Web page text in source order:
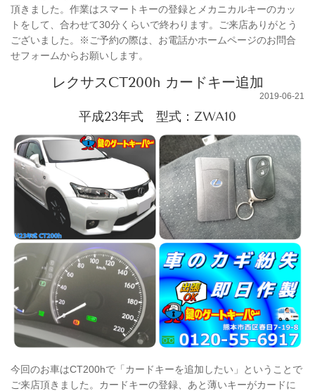
頂きました。作業はスマートキーの登録とメカニカルキーのカッ
トをして、合わせて30分くらいで終わります。ご来店ありがとう
ございました。※ご予約の際は、お電話かホームページのお問合
せフォームからお願いします。
レクサスCT200h カードキー追加
2019-06-21
平成23年式 型式：ZWA10
今回のお車はCT200hで「カードキーを追加したい」ということで
ご来店頂きました。カードキーの登録、あと薄いキーがカードに